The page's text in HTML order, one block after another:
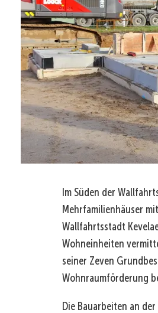
Im Süden der
Mehrfamilienhäuser
Wallfahrtsstadt
Wohneinheiten
seiner Zeven
Wohnraumförderung
Die Bauarbeiten an